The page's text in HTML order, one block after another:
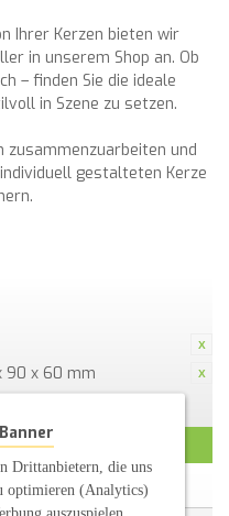
Ihrer Kerzen bieten wir
in unserem Shop an. Ob
– finden Sie die ideale
in Szene zu setzen.
und
gestalteten Kerze
90 x 60 mm
Drittanbietern, die uns
optimieren (Analytics)
auszuspielen